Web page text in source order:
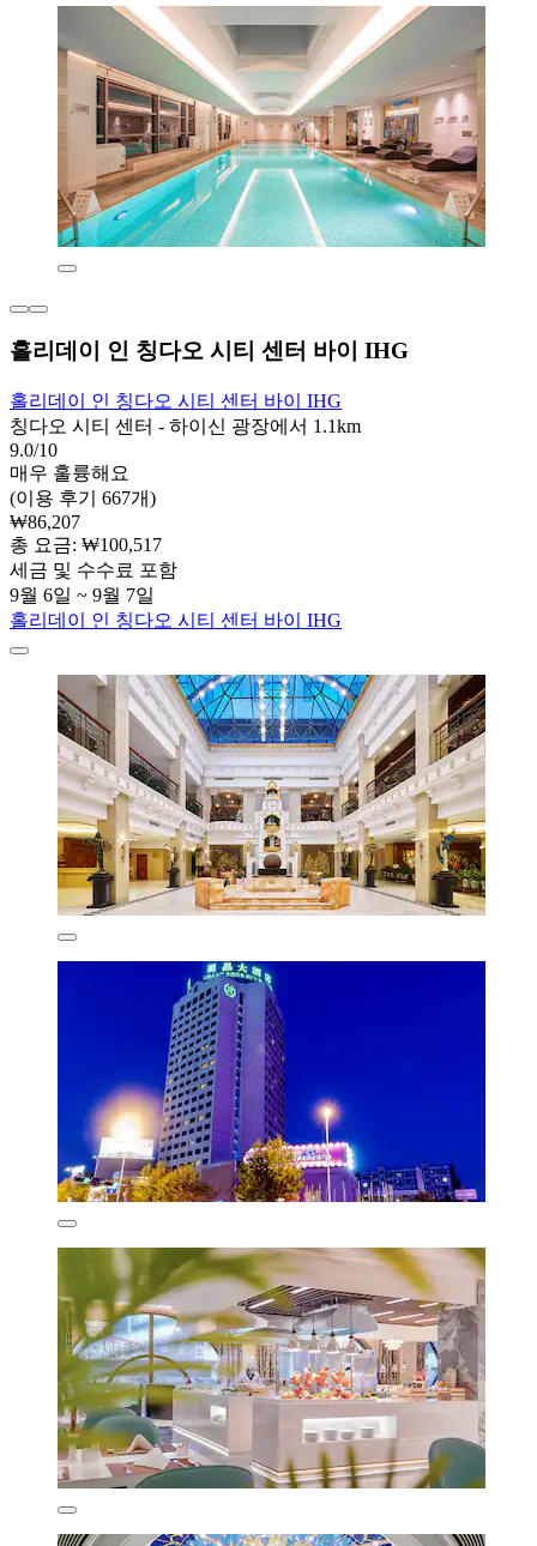
홀리데이 인 칭다오 시티 센터 바이 IHG
홀리데이 인 칭다오 시티 센터 바이 IHG
칭다오 시티 센터 - 하이신 광장에서 1.1km
9.0/10
매우 훌륭해요
(이용 후기 667개)
₩86,207
총 요금: ₩100,517
세금 및 수수료 포함
9월 6일 ~ 9월 7일
홀리데이 인 칭다오 시티 센터 바이 IHG